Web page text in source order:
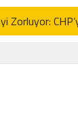
Tek
Kararı: